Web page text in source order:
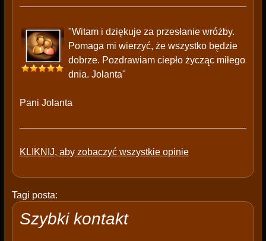
"Witam i dziękuje za przesłanie wróżby.
Pomaga mi wierzyć, że wszystko będzie
dobrze. Pozdrawiam ciepło życząc miłego
dnia. Jolanta"
Pani Jolanta
KLIKNIJ, aby zobaczyć wszystkie opinie
Tagi posta:
Szybki kontakt